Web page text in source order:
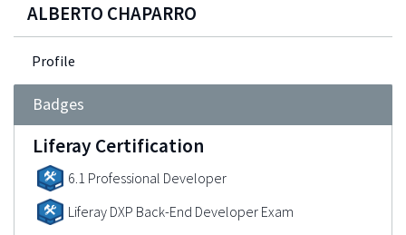
ALBERTO CHAPARRO
Profile
Badges
Liferay Certification
6.1 Professional Developer
Liferay DXP Back-End Developer Exam